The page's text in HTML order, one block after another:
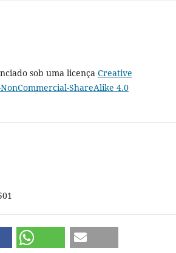
sob uma licença Creative
ShareAlike 4.0